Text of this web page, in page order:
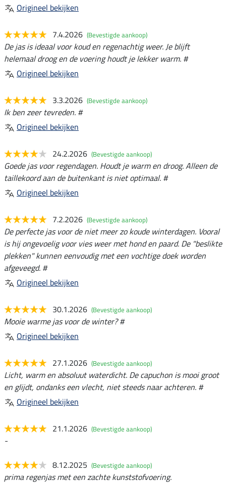
Origineel bekijken
7.4.2026 (Bevestigde aankoop)
De jas is ideaal voor koud en regenachtig weer. Je blijft
helemaal droog en de voering houdt je lekker warm. #
Origineel bekijken
3.3.2026 (Bevestigde aankoop)
Ik ben zeer tevreden. #
Origineel bekijken
24.2.2026 (Bevestigde aankoop)
Goede jas voor regendagen. Houdt je warm en droog. Alleen de
taillekoord aan de buitenkant is niet optimaal. #
Origineel bekijken
7.2.2026 (Bevestigde aankoop)
De perfecte jas voor de niet meer zo koude winterdagen. Vooral
is hij ongevoelig voor vies weer met hond en paard. De "beslikte
plekken" kunnen eenvoudig met een vochtige doek worden
afgeveegd. #
Origineel bekijken
30.1.2026 (Bevestigde aankoop)
Mooie warme jas voor de winter? #
Origineel bekijken
27.1.2026 (Bevestigde aankoop)
Licht, warm en absoluut waterdicht. De capuchon is mooi groot
en glijdt, ondanks een vlecht, niet steeds naar achteren. #
Origineel bekijken
21.1.2026 (Bevestigde aankoop)
-
8.12.2025 (Bevestigde aankoop)
prima regenjas met een zachte kunststofvoering.